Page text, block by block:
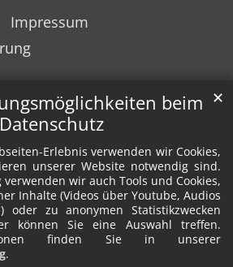
beim
Datenschutz
Erlebnis verwenden wir Cookies,
unserer Website notwendig sind.
wir auch Tools und Cookies,
Inhalte (Videos über Youtube, Audios
oder zu anonymen Statistikzwecken
können Sie eine Auswahl treffen.
finden Sie in unserer
.
✕
Impressum